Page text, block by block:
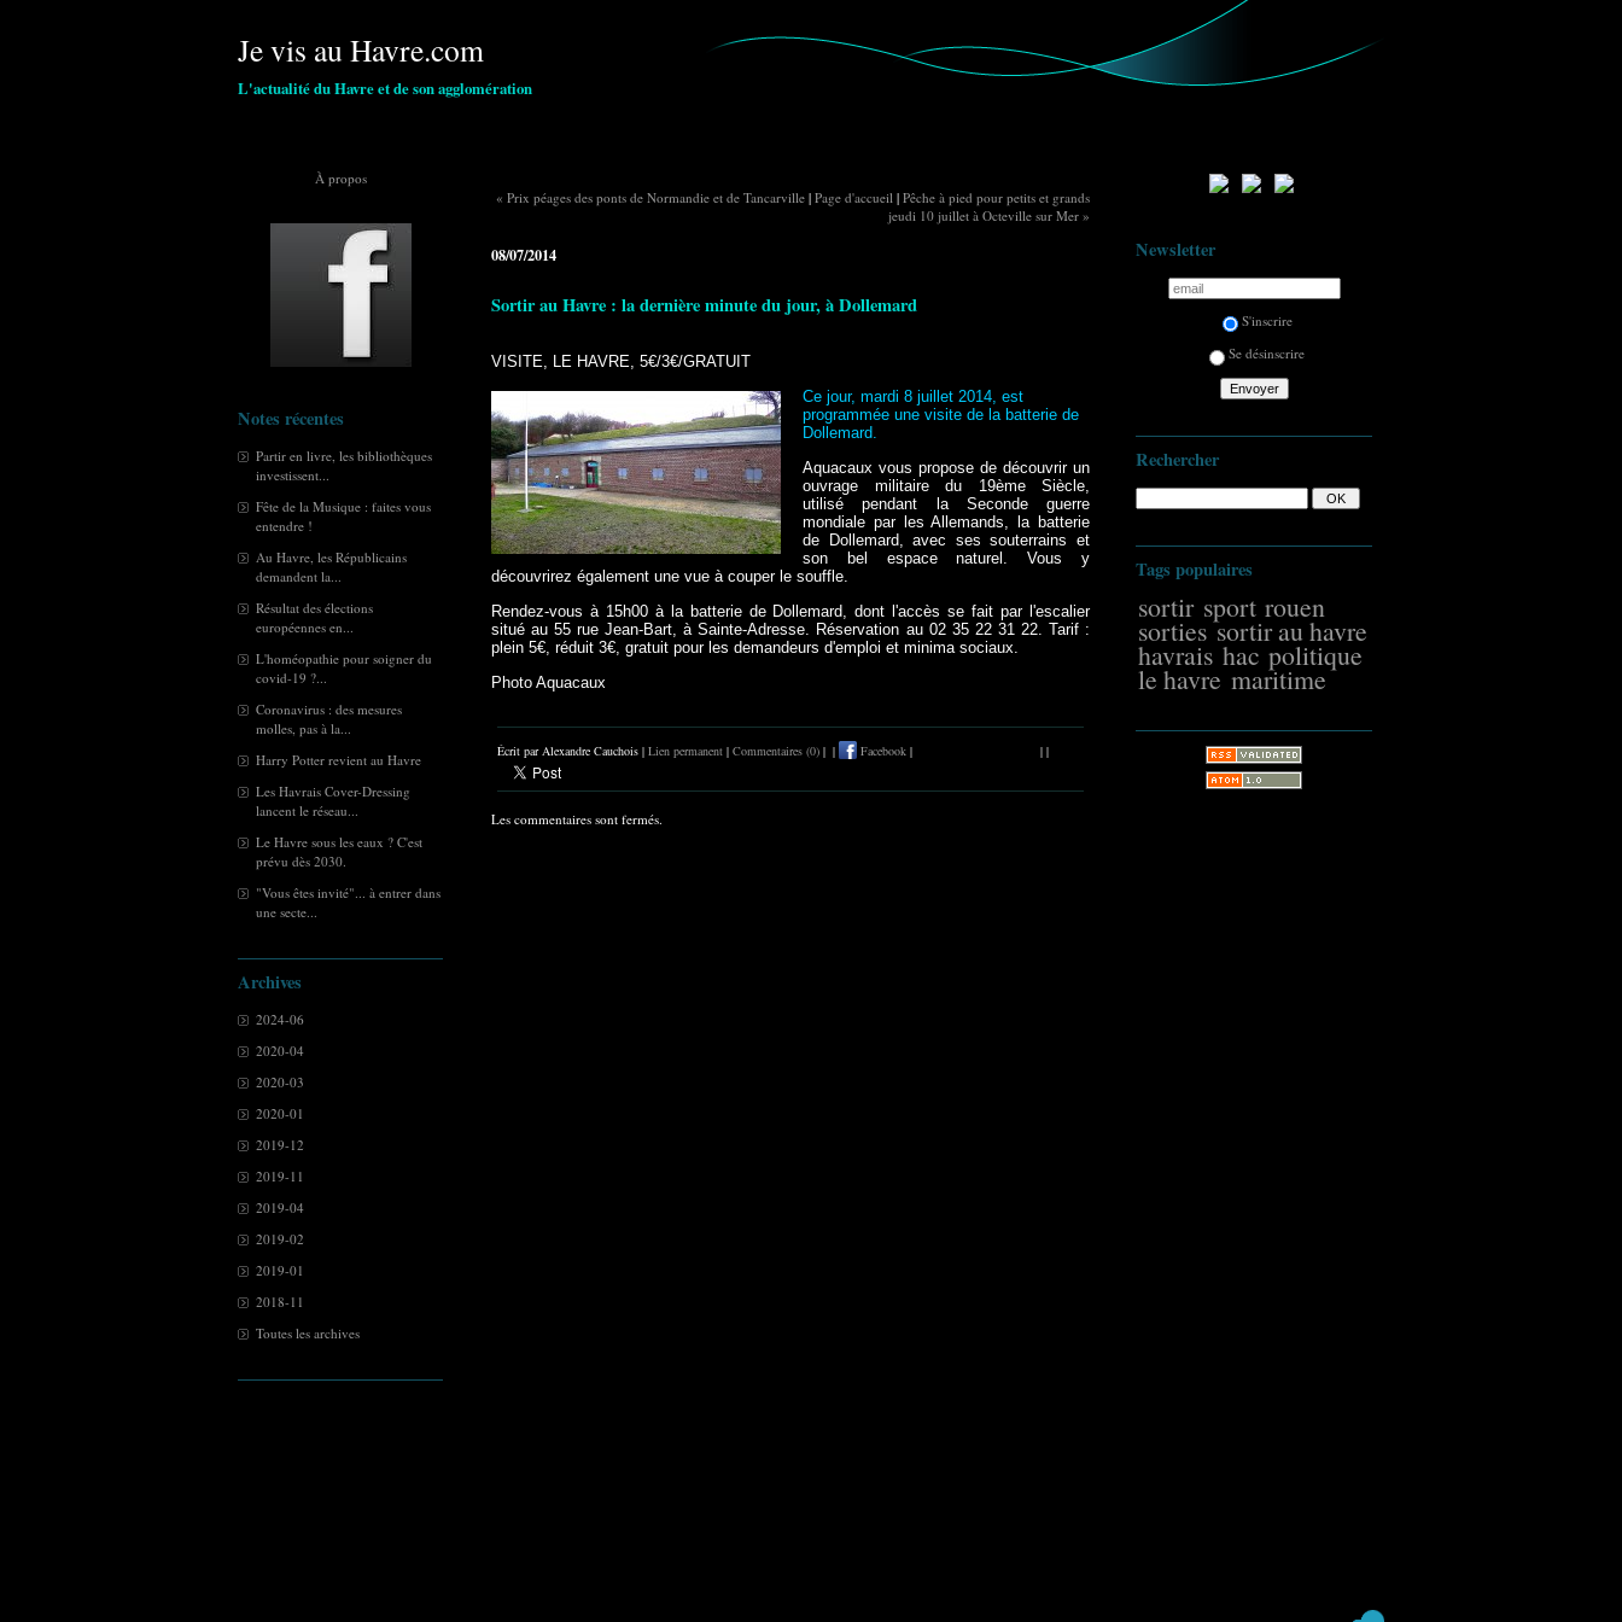
Je vis au Havre.com
L'actualité du Havre et de son agglomération
À propos
Notes récentes
Partir en livre, les bibliothèques
investissent...
Fête de la Musique : faites vous
entendre !
Au Havre, les Républicains
demandent la...
Résultat des élections
européennes en...
L'homéopathie pour soigner du
covid-19 ?...
Coronavirus : des mesures
molles, pas à la...
Harry Potter revient au Havre
Les Havrais Cover-Dressing
lancent le réseau...
Le Havre sous les eaux ? C'est
prévu dès 2030.
"Vous êtes invité"... à entrer dans
une secte...
Archives
2024-06
2020-04
2020-03
2020-01
2019-12
2019-11
2019-04
2019-02
2019-01
2018-11
Toutes les archives
Newsletter
S'inscrire
Se désinscrire
Rechercher
Tags populaires
sortir sport rouen
sorties sortir au havre
havrais hac politique
le havre maritime
« Prix péages des ponts de Normandie et de Tancarville | Page d'accueil | Pêche à pied pour petits et grands
jeudi 10 juillet à Octeville sur Mer »
08/07/2014
Sortir au Havre : la dernière minute du jour, à Dollemard
VISITE, LE HAVRE, 5€/3€/GRATUIT
Ce jour, mardi 8 juillet 2014, est
programmée une visite de la batterie de
Dollemard.
Aquacaux vous propose de découvrir un
ouvrage militaire du 19ème Siècle,
utilisé pendant la Seconde guerre
mondiale par les Allemands, la batterie
de Dollemard, avec ses souterrains et
son bel espace naturel. Vous y
découvrirez également une vue à couper le souffle.
Rendez-vous à 15h00 à la batterie de Dollemard, dont l'accès se fait par l'escalier
situé au 55 rue Jean-Bart, à Sainte-Adresse. Réservation au 02 35 22 31 22. Tarif :
plein 5€, réduit 3€, gratuit pour les demandeurs d'emploi et minima sociaux.
Photo Aquacaux
Écrit par Alexandre Cauchois | Lien permanent | Commentaires (0) | | Facebook | | |
Les commentaires sont fermés.